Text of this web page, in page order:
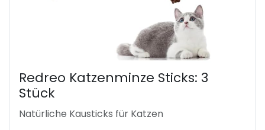
Redreo Katzenminze Sticks: 3
Stück
Natürliche Kausticks für Katzen